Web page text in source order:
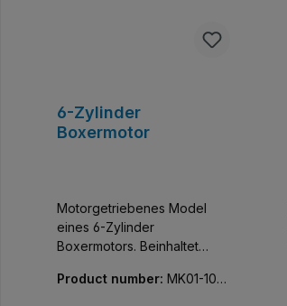
6-Zylinder
Boxermotor
Motorgetriebenes Model
eines 6-Zylinder
Boxermotors. Beinhaltet
Batteriebox.
Product number: MK01-1019